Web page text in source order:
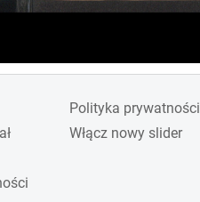
Polityka prywatności
Włącz nowy slider